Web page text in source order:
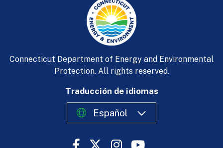
Traducción de idiomas
Español
Connecticut Department of Energy and Environmental
Protection. All rights reserved.